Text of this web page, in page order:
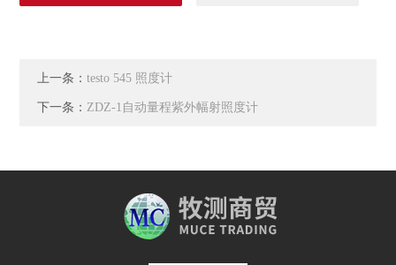
上一条：testo 545 照度计
下一条： ZDZ-1自动量程紫外幅射照度计